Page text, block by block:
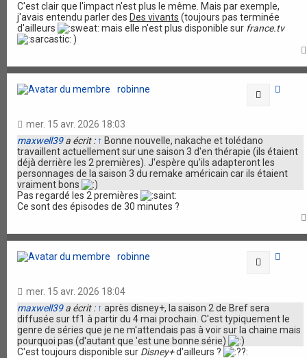
C'est clair que l'impact n'est plus le même. Mais par exemple,
j'avais entendu parler des Des vivants (toujours pas terminée
d'ailleurs
mais elle n'est plus disponible sur france.tv
)
robinne Citation
mer. 15 avr. 2026 18:03
maxwell39a écrit : ↑ Bonne nouvelle, nakache et tolédano
travaillent actuellement sur une saison 3 d'en thérapie (ils étaient
déjà derrière les 2 premières). J'espère qu'ils adapteront les
personnages de la saison 3 du remake américain car ils étaient
vraiment bons
Pas regardé les 2 premières
Ce sont des épisodes de 30 minutes ?
robinne Citation
mer. 15 avr. 2026 18:04
maxwell39a écrit : ↑ après disney+, la saison 2 de Bref sera
diffusée sur tf1 à partir du 4 mai prochain. C'est typiquement le
genre de séries que je ne m'attendais pas à voir sur la chaine mais
pourquoi pas (d'autant que 'est une bonne série)
C'est toujours disponible sur Disney+d'ailleurs ?